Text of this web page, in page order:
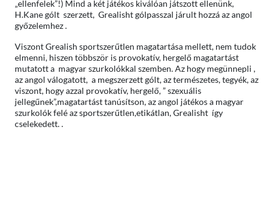
„ellenfelek”!) Mind a két játékos kiválóan játszott ellenünk,
H.Kane gólt szerzett, Grealisht gólpasszal járult hozzá az angol
győzelemhez .
Viszont Grealish sportszerűtlen magatartása mellett, nem tudok
elmenni, hiszen többször is provokatív, hergelő magatartást
mutatott a magyar szurkolókkal szemben. Az hogy megünnepli ,
az angol válogatott, a megszerzett gólt, az természetes, tegyék, az
viszont, hogy azzal provokatív, hergelő, ” szexuális
jellegűnek”,magatartást tanúsítson, az angol játékos a magyar
szurkolók felé az sportszerűtlen,etikátlan, Grealisht így
cselekedett. .